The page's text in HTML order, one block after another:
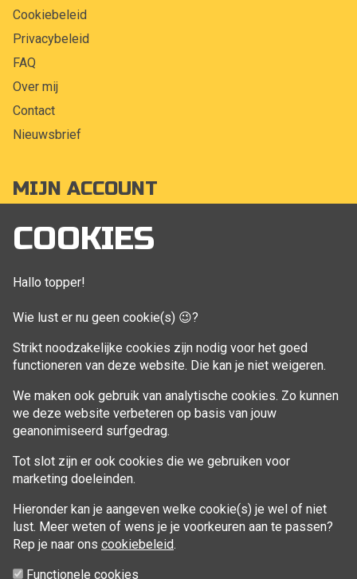
COOKIES
Hallo topper!
Wie lust er nu geen cookie(s) 😉?
Strikt noodzakelijke cookies zijn nodig voor het goed
functioneren van deze website. Die kan je niet weigeren.
We maken ook gebruik van analytische cookies. Zo kunnen
we deze website verbeteren op basis van jouw
geanonimiseerd surfgedrag.
Tot slot zijn er ook cookies die we gebruiken voor
marketing doeleinden.
Hieronder kan je aangeven welke cookie(s) je wel of niet
lust. Meer weten of wens je je voorkeuren aan te passen?
Rep je naar ons cookiebeleid.
Functionele cookies
Cookiebeleid
Privacybeleid
FAQ
Over mij
Contact
Nieuwsbrief
MIJN ACCOUNT
Mijn account
Bestellingen
Aankoop beheren
VOLG MIJ
Facebook